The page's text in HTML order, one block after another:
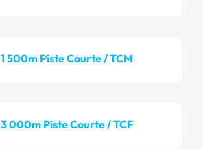
1 500m Piste Courte / TCM
3 000m Piste Courte / TCF